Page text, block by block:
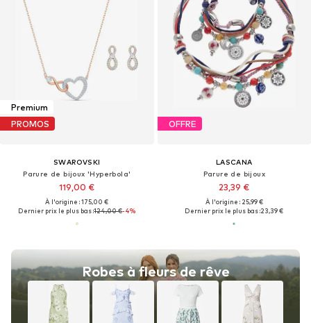
Premium
PROMOS
SWAROVSKI
Parure de bijoux 'Hyperbola'
119,00 €
À l'origine : 175,00 €
Dernier prix le plus bas :124,00 €-4%
Robes à fleurs de rêve
OFFRE
LASCANA
Parure de bijoux
23,39 €
À l'origine : 25,99 €
Dernier prix le plus bas :23,39 €